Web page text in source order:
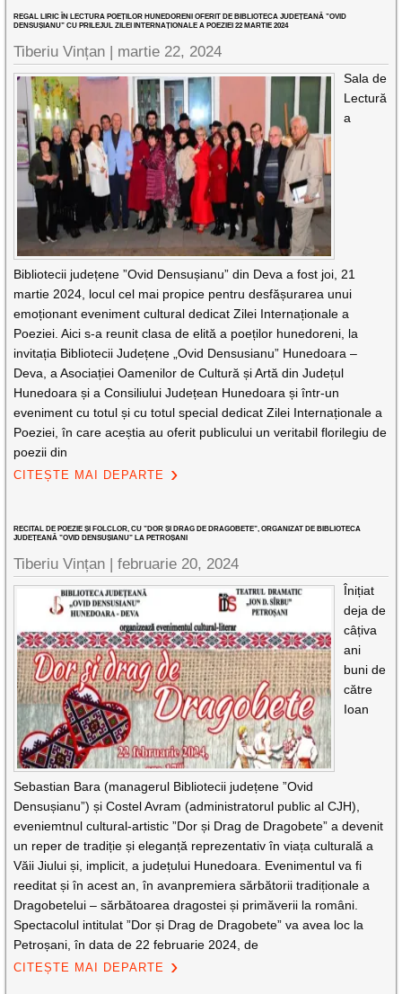
REGAL LIRIC ÎN LECTURA POEȚILOR HUNEDORENI OFERIT DE BIBLIOTECA JUDEȚEANĂ ”OVID
DENSUȘIANU” CU PRILEJUL ZILEI INTERNAȚIONALE A POEZIEI 22 MARTIE 2024
Tiberiu Vințan | martie 22, 2024
Sala de
Lectură
a
Bibliotecii județene ”Ovid Densușianu” din Deva a fost joi, 21
martie 2024, locul cel mai propice pentru desfășurarea unui
emoționant eveniment cultural dedicat Zilei Internaționale a
Poeziei. Aici s-a reunit clasa de elită a poeților hunedoreni, la
invitația Bibliotecii Județene „Ovid Densusianu” Hunedoara –
Deva, a Asociației Oamenilor de Cultură și Artă din Județul
Hunedoara și a Consiliului Județean Hunedoara și într-un
eveniment cu totul și cu totul special dedicat Zilei Internaționale a
Poeziei, în care aceștia au oferit publicului un veritabil florilegiu de
poezii din
CITEȘTE MAI DEPARTE
RECITAL DE POEZIE ȘI FOLCLOR, CU ”DOR ȘI DRAG DE DRAGOBETE”, ORGANIZAT DE BIBLIOTECA
JUDEȚEANĂ ”OVID DENSUȘIANU” LA PETROȘANI
Tiberiu Vințan |februarie 20, 2024
Înițiat
deja de
câțiva
ani
buni de
către
Ioan
Sebastian Bara (managerul Bibliotecii județene ”Ovid
Densușianu”) și Costel Avram (administratorul public al CJH),
eveniemtnul cultural-artistic ”Dor și Drag de Dragobete” a devenit
un reper de tradiție și eleganță reprezentativ în viața culturală a
Văii Jiului și, implicit, a județului Hunedoara. Evenimentul va fi
reeditat și în acest an, în avanpremiera sărbătorii tradiționale a
Dragobetelui – sărbătoarea dragostei și primăverii la români.
Spectacolul intitulat ”Dor și Drag de Dragobete” va avea loc la
Petroșani, în data de 22 februarie 2024, de
CITEȘTE MAI DEPARTE